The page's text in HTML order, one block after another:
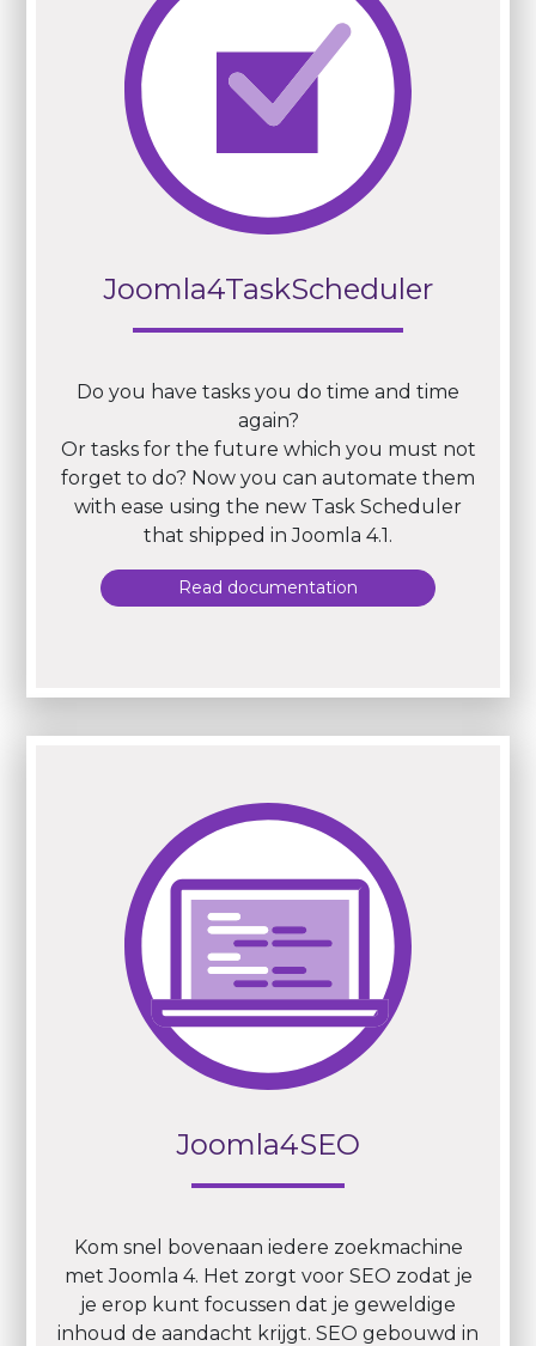
Joomla4TaskScheduler
Do you have tasks you do time and time
again?
Or tasks for the future which you must not
forget to do? Now you can automate them
with ease using the new Task Scheduler
that shipped in Joomla 4.1.
Read documentation
Joomla4SEO
Kom snel bovenaan iedere zoekmachine
met Joomla 4. Het zorgt voor SEO zodat je
je erop kunt focussen dat je geweldige
inhoud de aandacht krijgt. SEO gebouwd in